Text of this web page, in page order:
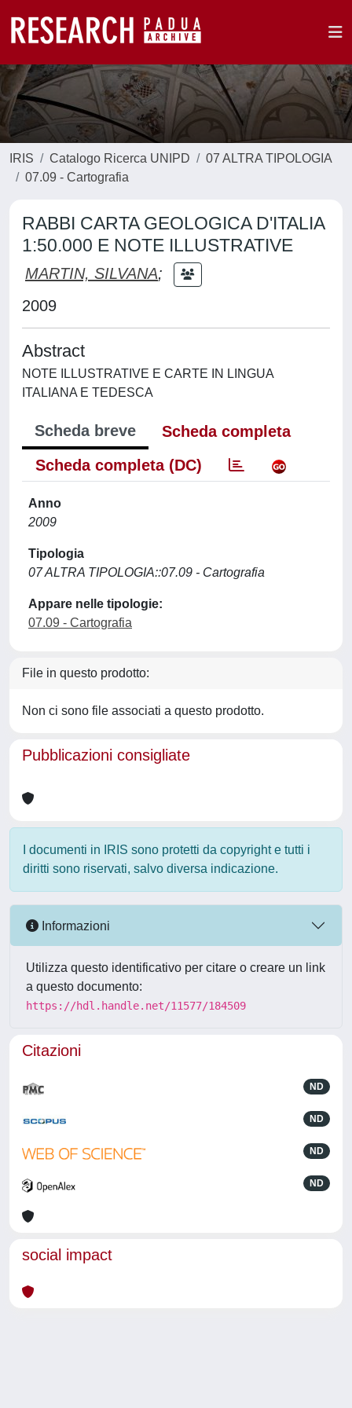
IRIS Catalogo Ricerca UNIPD
07 ALTRA TIPOLOGIA
07.09 - Cartografia
RABBI CARTA GEOLOGICA D'ITALIA
1:50.000 E NOTE ILLUSTRATIVE
MARTIN, SILVANA;
2009
Abstract
NOTE ILLUSTRATIVE E CARTE IN LINGUA
ITALIANA E TEDESCA
Scheda breve
Scheda completa
Scheda completa (DC)
Anno
2009
Tipologia
07 ALTRA TIPOLOGIA::07.09 - Cartografia
Appare nelle tipologie:
07.09 - Cartografia
File in questo prodotto:
Non ci sono file associati a questo prodotto.
Pubblicazioni consigliate
I documenti in IRIS sono protetti da copyright e tutti i
diritti sono riservati, salvo diversa indicazione.
Informazioni
Utilizza questo identificativo per citare o creare un link
a questo documento:
https://hdl.handle.net/11577/184509
Citazioni
ND
ND
ND
ND
social impact